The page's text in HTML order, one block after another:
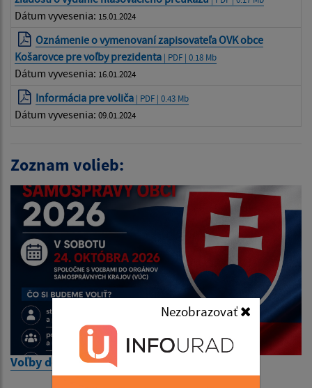
Nezobrazovať
Dátum vyvesenia: 15.01.2024
Oznámenie o vymenovaní zapisovateľa OVK obce
Košarovce pre voľby prezidenta | PDF | 0.18 Mb
Dátum vyvesenia: 16.01.2024
Informácia pre voliča | PDF | 0.43 Mb
Dátum vyvesenia: 09.01.2024
Zoznam volieb:
Voľby do orgánov samosprávy obcí 2026